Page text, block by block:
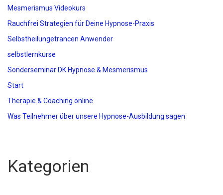
Mesmerismus Videokurs
Rauchfrei Strategien für Deine Hypnose-Praxis
Selbstheilungetrancen Anwender
selbstlernkurse
Sonderseminar DK Hypnose & Mesmerismus
Start
Therapie & Coaching online
Was Teilnehmer über unsere Hypnose-Ausbildung sagen
Kategorien